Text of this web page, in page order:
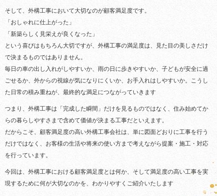
そして、外構工事において大切なのが顧客満足度です。
「おしゃれに仕上がった」
「新築らしく見栄えが良くなった」
という喜びはもちろん大切ですが、外構工事の満足度は、見た目の美しさだけ
で決まるものではありません。
毎日の車の出し入れがしやすいか、雨の日に歩きやすいか、子どもが安全に過
ごせるか、外からの視線が気になりにくいか、お手入れはしやすいか。こうし
た日常の積み重ねが、最終的な満足につながっていきます
つまり、外構工事は「完成した瞬間」だけを見るものではなく、住み始めてか
らの暮らしやすさまで含めて価値が決まる工事だといえます。
だからこそ、顧客満足度の高い外構工事会社は、単に図面どおりに工事を行う
だけではなく、お客様の生活や将来の使い方まで考えながら提案・施工・対応
を行っています。
今回は、外構工事における顧客満足度とは何か、そして満足度の高い工事を実
現するために何が大切なのかを、わかりやすくご紹介いたします